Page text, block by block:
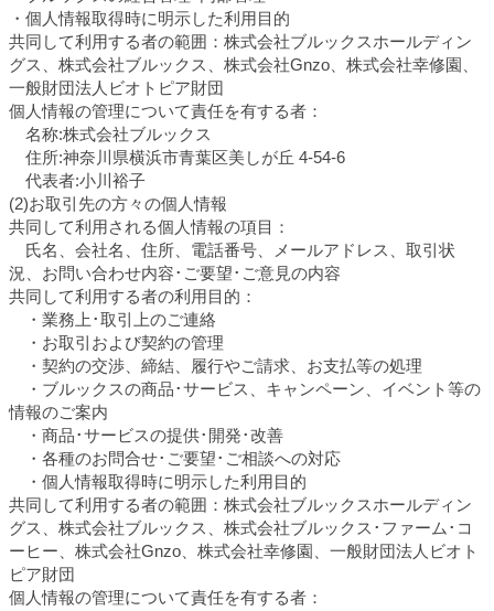
・個人情報取得時に明示した利用目的
共同して利用する者の範囲：株式会社ブルックスホールディン
グス、株式会社ブルックス、株式会社Gnzo、株式会社幸修園、
一般財団法人ビオトピア財団
個人情報の管理について責任を有する者：
名称:株式会社ブルックス
住所:神奈川県横浜市青葉区美しが丘 4-54-6
代表者:小川裕子
(2)お取引先の方々の個人情報
共同して利用される個人情報の項目：
氏名、会社名、住所、電話番号、メールアドレス、取引状
況、お問い合わせ内容･ご要望･ご意見の内容
共同して利用する者の利用目的：
・業務上･取引上のご連絡
・お取引および契約の管理
・契約の交渉、締結、履行やご請求、お支払等の処理
・ブルックスの商品･サービス、キャンペーン、イベント等の
情報のご案内
・商品･サービスの提供･開発･改善
・各種のお問合せ･ご要望･ご相談への対応
・個人情報取得時に明示した利用目的
共同して利用する者の範囲：株式会社ブルックスホールディン
グス、株式会社ブルックス、株式会社ブルックス･ファーム･コ
ーヒー、株式会社Gnzo、株式会社幸修園、一般財団法人ビオト
ピア財団
個人情報の管理について責任を有する者：